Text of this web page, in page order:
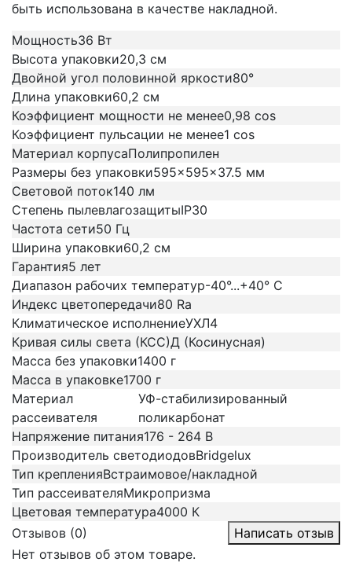
быть использована в качестве накладной.
Мощность36 Вт
Высота упаковки20,3 см
Двойной угол половинной яркости80°
Длина упаковки60,2 см
Коэффициент мощности не менее0,98 cos
Коэффициент пульсации не менее1 cos
Материал корпусаПолипропилен
Размеры без упаковки595x595x37.5 мм
Световой поток140 лм
Степень пылевлагозащитыIP30
Частота сети50 Гц
Ширина упаковки60,2 см
Гарантия5 лет
Диапазон рабочих температур-40°...+40° C
Индекс цветопередачи80 Ra
Климатическое исполнениеУХЛ4
Кривая силы света (КСС)Д (Косинусная)
Масса без упаковки1400 г
Масса в упаковке1700 г
Материал
рассеивателя
УФ-стабилизированный
поликарбонат
Напряжение питания176 - 264 В
Производитель светодиодовBridgelux
Тип крепленияВстраимовое/накладной
Тип рассеивателяМикропризма
Цветовая температура4000 К
Отзывов (0)
Написать отзыв
Нет отзывов об этом товаре.